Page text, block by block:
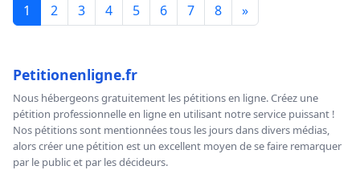
1 2 3 4 5 6 7 8 »
Petitionenligne.fr
Nous hébergeons gratuitement les pétitions en ligne. Créez une
pétition professionnelle en ligne en utilisant notre service puissant !
Nos pétitions sont mentionnées tous les jours dans divers médias,
alors créer une pétition est un excellent moyen de se faire remarquer
par le public et par les décideurs.